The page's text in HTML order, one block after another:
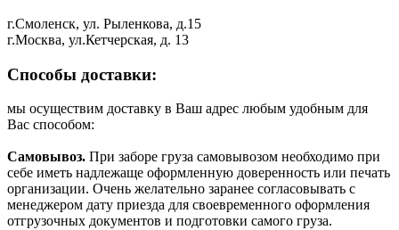
г.Смоленск, ул. Рыленкова, д.15
г.Москва, ул.Кетчерская, д. 13
Способы доставки:
мы осуществим доставку в Ваш адрес любым удобным для
Вас способом:
Самовывоз. При заборе груза самовывозом необходимо при
себе иметь надлежаще оформленную доверенность или печать
организации. Очень желательно заранее согласовывать с
менеджером дату приезда для своевременного оформления
отгрузочных документов и подготовки самого груза.